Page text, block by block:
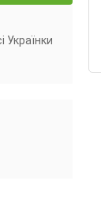
Українки